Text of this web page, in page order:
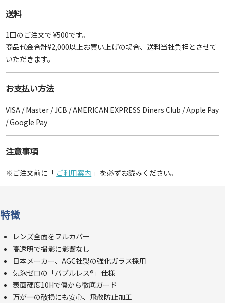
送料
1回のご注文で ¥500です。
商品代金合計¥2,000以上お買い上げの場合、送料当社負担とさせて
いただきます。
お支払い方法
VISA / Master / JCB / AMERICAN EXPRESS Diners Club / Apple Pay
/ Google Pay
注意事項
※ご注文前に「 ご利用案内 」を必ずお読みください。
特徴
レンズ全面をフルカバー
高透明で撮影に影響なし
日本メーカー、AGC社製の強化ガラス採用
気泡ゼロの「バブルレス®」仕様
表面硬度10Hで傷から徹底ガード
万が一の破損にも安心、飛散防止加工